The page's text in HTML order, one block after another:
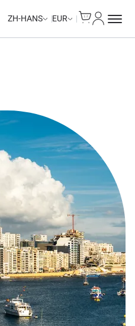
ZH-HANS EUR